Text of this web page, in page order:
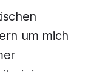
um mich